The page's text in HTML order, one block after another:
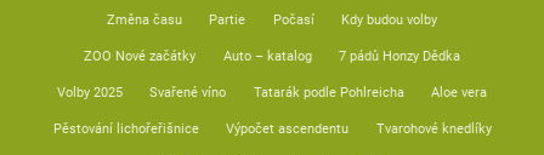
Změna času Partie Počasí Kdy budou volby
ZOO Nové začátky Auto – katalog 7 pádů Honzy Dědka
Volby 2025 Svařené víno Tatarák podle Pohlreicha Aloe vera
Pěstování lichořeřišnice Výpočet ascendentu Tvarohové knedlíky